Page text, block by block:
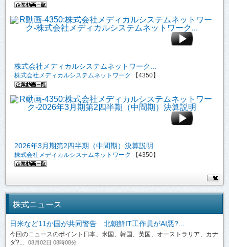
株式会社メディカルシステムネットワーク...
株式会社メディカルシステムネットワーク 【4350】
2026年3月期第2四半期（中間期）決算説明
株式会社メディカルシステムネットワーク 【4350】
株式ニュース
日米など11か国が共同警告 北朝鮮IT工作員がAI悪?...
今回のニュースのポイント日本、米国、韓国、英国、オーストラリア、カナ
ダ?...
08月02日 08時08分